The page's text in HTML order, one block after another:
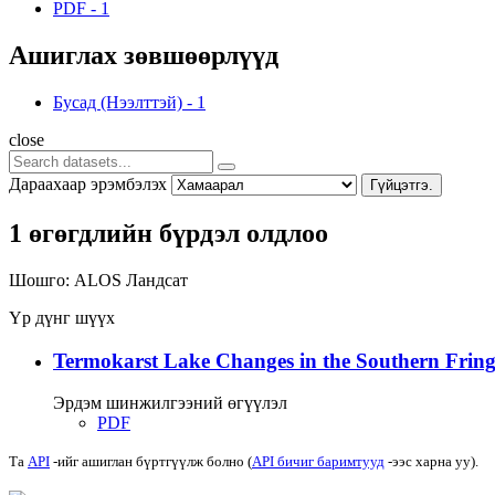
PDF - 1
Ашиглах зөвшөөрлүүд
Бусад (Нээлттэй) - 1
close
Дараахаар эрэмбэлэх Гүйцэтгэ.
1 өгөгдлийн бүрдэл олдлоо
Шошго: ALOS Ландсат
Үр дүнг шүүх
Termokarst Lake Changes in the Southern
Эрдэм шинжилгээний өгүүлэл
PDF
Та API -ийг ашиглан бүртгүүлж болно (API бичиг баримтууд -ээс харна уу).